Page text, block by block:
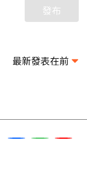
發布
最新發表在前